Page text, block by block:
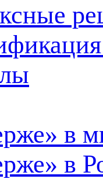
в
в